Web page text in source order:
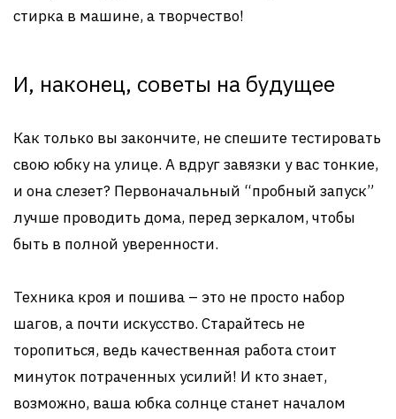
стирка в машине, а творчество!
И, наконец, советы на будущее
Как только вы закончите, не спешите тестировать
свою юбку на улице. А вдруг завязки у вас тонкие,
и она слезет? Первоначальный “пробный запуск”
лучше проводить дома, перед зеркалом, чтобы
быть в полной уверенности.
Техника кроя и пошива – это не просто набор
шагов, а почти искусство. Старайтесь не
торопиться, ведь качественная работа стоит
минуток потраченных усилий! И кто знает,
возможно, ваша юбка солнце станет началом